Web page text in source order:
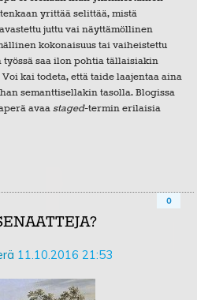
yrittää selittää, mistä
juttu vai näyttämöllinen
kokonaisuus tai vaiheistettu
saa ilon pohtia tällaisiakin
kai todeta, että taide laajentaa aina
semanttisellakin tasolla. Blogissa
avaa staged-termin erilaisia
0
11.10.2016 21:53